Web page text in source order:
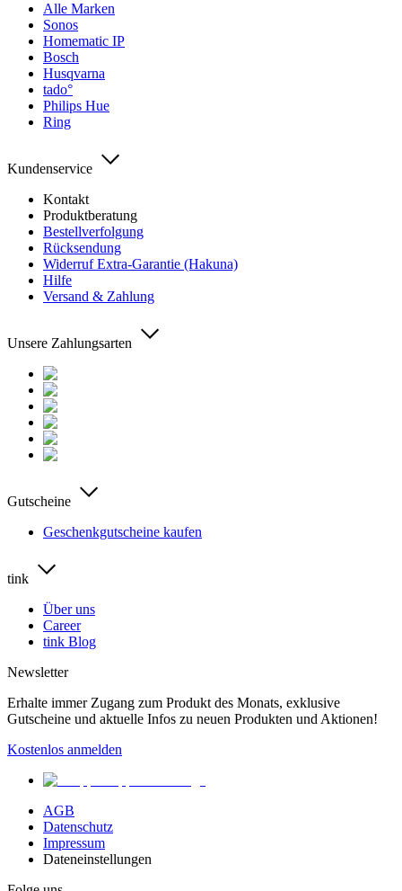
Alle Marken
Sonos
Homematic IP
Bosch
Husqvarna
tado°
Philips Hue
Ring
Kundenservice
Kontakt
Produktberatung
Bestellverfolgung
Rücksendung
Widerruf Extra-Garantie (Hakuna)
Hilfe
Versand & Zahlung
Unsere Zahlungsarten
Gutscheine
Geschenkgutscheine kaufen
tink
Über uns
Career
tink Blog
Newsletter
Erhalte immer Zugang zum Produkt des Monats, exklusive
Gutscheine und aktuelle Infos zu neuen Produkten und Aktionen!
Kostenlos anmelden
AGB
Datenschutz
Impressum
Dateneinstellungen